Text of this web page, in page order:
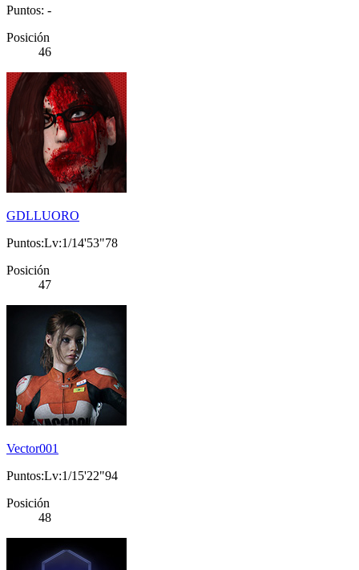
Puntos: -
Posición
46
GDLLUORO
Puntos:Lv:1/14'53"78
Posición
47
Vector001
Puntos:Lv:1/15'22"94
Posición
48